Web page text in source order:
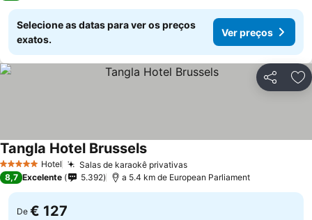
Selecione as datas para ver os preços
exatos.
Ver preços
Partilhar
5 Estrelas Hotel Salas de karaokê privativas
Tangla Hotel Brussels
8,7 Excelente 5.392 a 5.4 km de European Parliament
De € 127